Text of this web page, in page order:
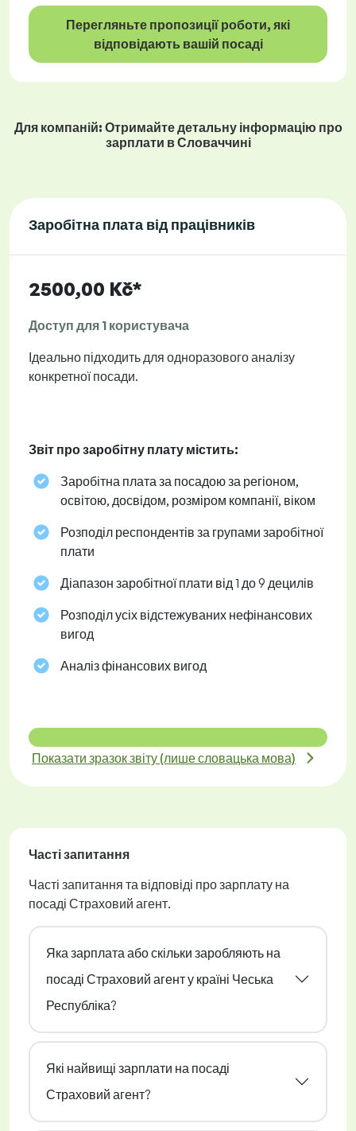
Перегляньте пропозиції роботи, які
відповідають вашій посаді
Для компаній: Отримайте детальну інформацію про
зарплати в Словаччині
Заробітна плата від працівників
2500,00 Kč*
Доступ для 1 користувача
Ідеально підходить для одноразового аналізу
конкретної посади.
Звіт про заробітну плату містить:
Заробітна плата за посадою за регіоном,
освітою, досвідом, розміром компанії, віком
Розподіл респондентів за групами заробітної
плати
Діапазон заробітної плати від 1 до 9 децилів
Розподіл усіх відстежуваних нефінансових
вигод
Аналіз фінансових вигод
Показати зразок звіту (лише словацька мова)
Часті запитання
Часті запитання та відповіді про зарплату на
посаді Страховий агент.
Яка зарплата або скільки заробляють на
посаді Страховий агент у країні Чеська
Республіка?
Які найвищі зарплати на посаді
Страховий агент?